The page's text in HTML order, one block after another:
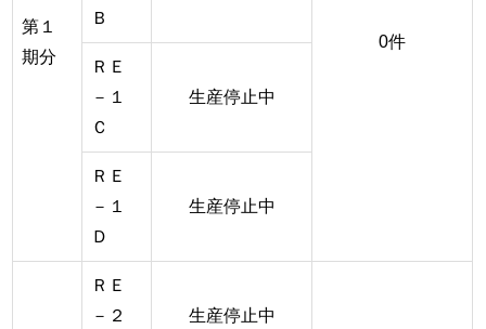
第１
期分
0件
Ｂ
ＲＥ
－１
Ｃ
生産停止中
ＲＥ
－１
Ｄ
生産停止中
ＲＥ
－２
生産停止中